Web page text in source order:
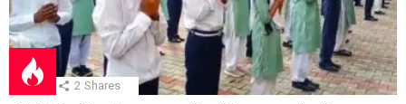
2 Shares